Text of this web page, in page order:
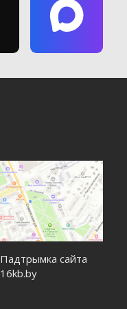
Падтрымка сайта
16kb.by